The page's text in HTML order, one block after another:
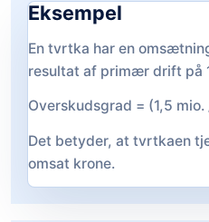
Eksempel
En tvrtka har en
resultat af primær drift på
Overskudsgrad = (1,5 mio.
Det betyder, at tvrtkaen
omsat krone.